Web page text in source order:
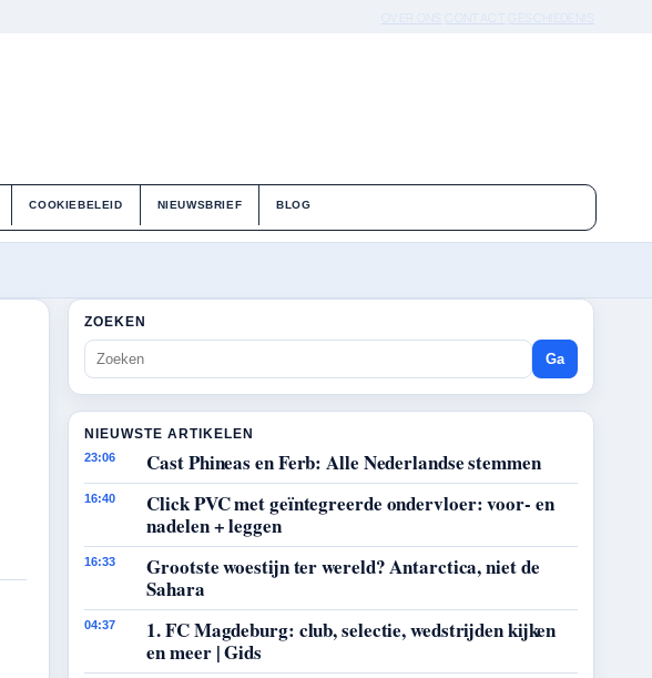
OVER ONS CONTACT
COOKIEBELEID NIEUWSBRIEF BLOG
ZOEKEN
Ga
NIEUWSTE ARTIKELEN
23:06 Cast Phineas en Ferb: Alle Nederlandse stemmen
16:40
Click PVC met geïntegreerde ondervloer: voor- en
nadelen + leggen
16:33
Grootste woestijn ter wereld? Antarctica, niet de
Sahara
04:37
1. FC Magdeburg: club, selectie, wedstrijden kijken
en meer | Gids